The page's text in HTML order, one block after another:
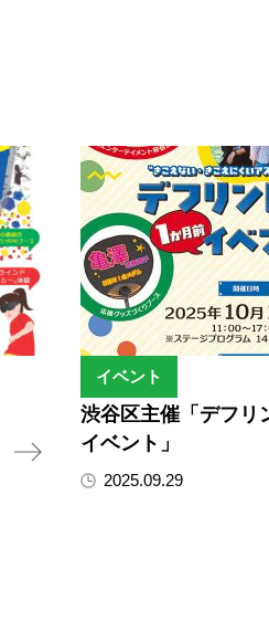
イベント
渋谷区主催「デフリ
イベント」
2025.09.29